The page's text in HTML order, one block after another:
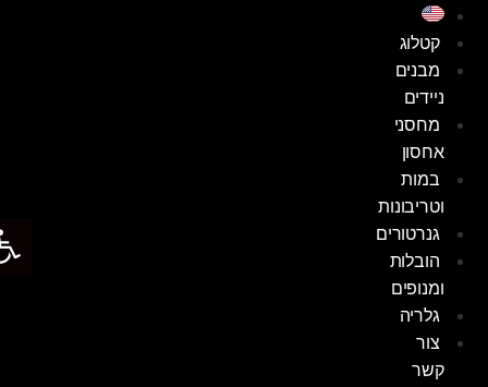
קטלוג
מבנים
ניידים
מחסני
אחסון
במות
וטריבונות
גנרטורים
הובלות
ומנופים
גלריה
צור
קשר